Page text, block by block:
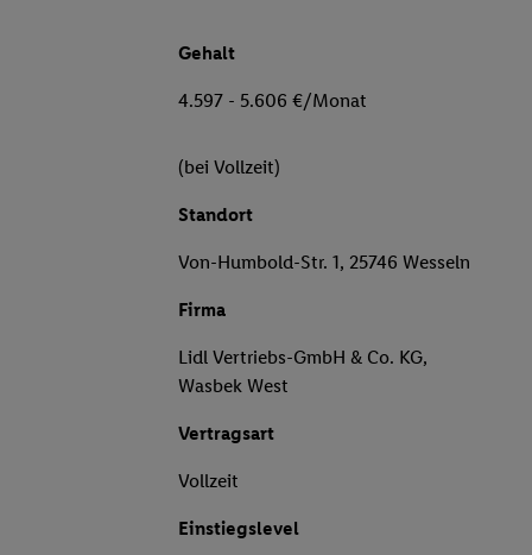
Gehalt
4.597 - 5.606 €/Monat
(bei Vollzeit)
Standort
Von-Humbold-Str. 1, 25746 Wesseln
Firma
Lidl Vertriebs-GmbH & Co. KG,
Wasbek West
Vertragsart
Vollzeit
Einstiegslevel